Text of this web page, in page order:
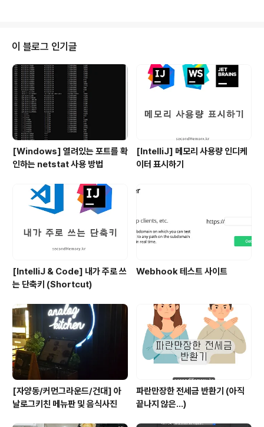
이 블로그 인기글
[Windows] 열려있는 포트를 확
인하는 netstat 사용 방법
[IntelliJ] 메모리 사용량 인디케
이터 표시하기
[IntelliJ & Code] 내가 주로 쓰
는 단축키 (Shortcut)
Webhook 테스트 사이트
[자양동/커먼그라운드/건대] 아
날로그키친 메뉴판 및 음식사진
파란만장한 전세금 반환기 (아직
끝나지 않은...)